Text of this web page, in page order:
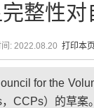
整性
: 2022.08.20 打印本
for the
CCPs）的草案